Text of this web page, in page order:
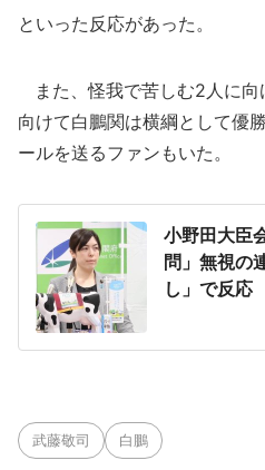
といった反応があった。
また、怪我で苦しむ2人に向
向けて白鵬関は横綱として優
ールを送るファンもいた。
小野田大臣
問」無視の
し」で反応
武藤敬司 白鵬